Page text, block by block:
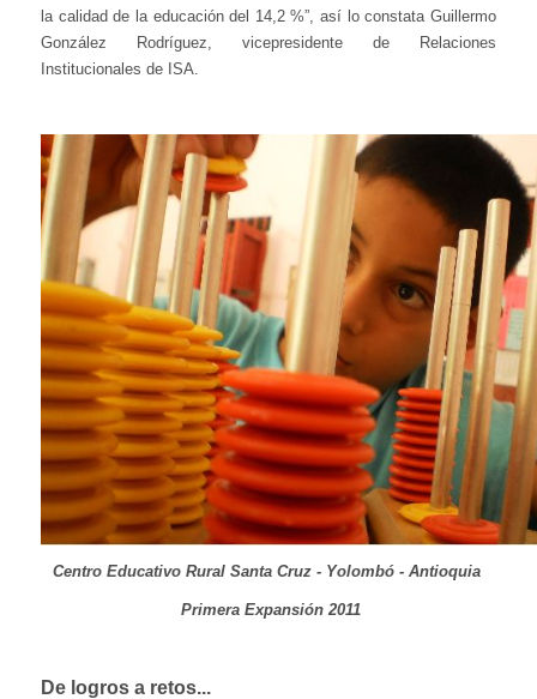
la calidad de la educación del 14,2 %”, así lo constata Guillermo
González Rodríguez, vicepresidente de Relaciones
Institucionales de ISA.
Centro Educativo Rural Santa Cruz - Yolombó - Antioquia
Primera Expansión 2011
De logros a retos...